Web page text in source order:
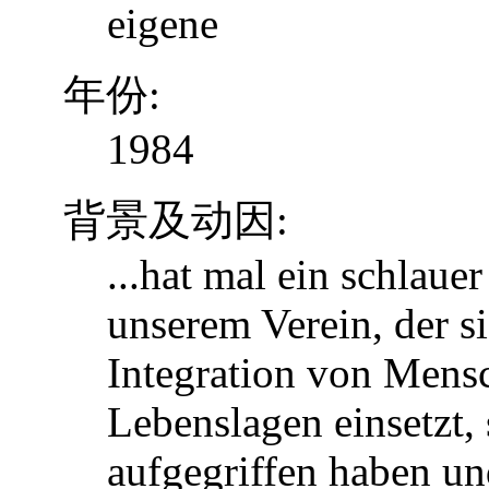
eigene
年份:
1984
背景及动因:
...hat mal ein
unserem Verein, der
Integration von
Lebenslagen
aufgegriffen haben